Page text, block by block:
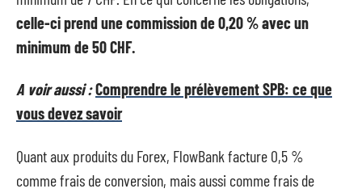
celle-ci prend une commission de 0,20 % avec un
minimum de 50 CHF.
A voir aussi :Comprendre le prélèvement SPB: ce que
vous devez savoir
Quant aux produits du Forex, FlowBank facture 0,5 %
comme frais de conversion, mais aussi comme frais de